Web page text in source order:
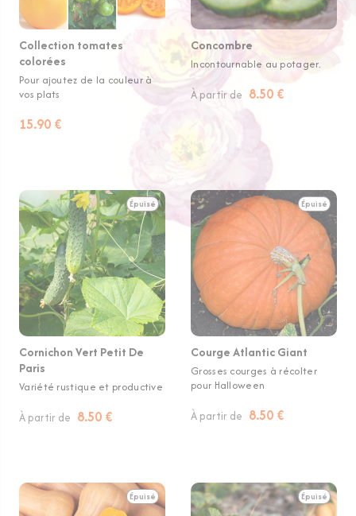
Collection tomates
colorées
Pour ajoutez de la couleur à
vos plats
15.90 €
Concombre
Incontournable au potager.
À partir de 8.50 €
Épuisé
Cornichon Vert Petit De
Paris
Variété rustique et productive
À partir de 8.50 €
Épuisé
Courge Atlantic Giant
Grosses courges à récolter
pour Halloween
À partir de 8.50 €
Épuisé Épuisé